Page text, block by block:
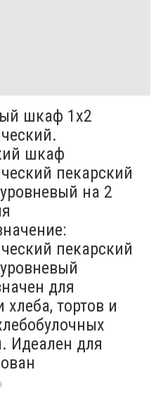
шкаф 1х2
шкаф
пекарский
на 2
пекарский
для
хлеба, тортов и
Идеален для